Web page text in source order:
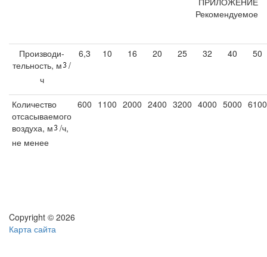
Рекомендуемое
Производи-
тельность, м /
ч
6,3 10 16 20 25 32 40 50
Количество
отсасываемого
воздуха, м /ч,
не менее
600 1100 2000 2400 3200 4000 5000 6100
Copyright © 2026
Карта сайта